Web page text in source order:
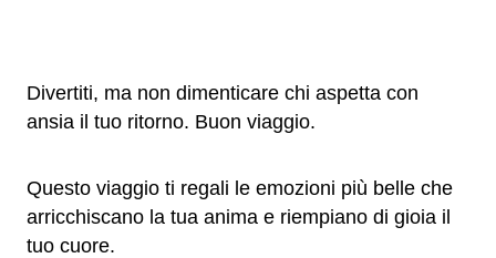
Divertiti, ma non dimenticare chi aspetta con
ansia il tuo ritorno. Buon viaggio.
Questo viaggio ti regali le emozioni più belle che
arricchiscano la tua anima e riempiano di gioia il
tuo cuore.